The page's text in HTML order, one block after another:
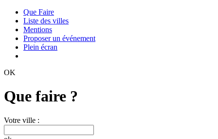
Que Faire
Liste des villes
Mentions
Proposer un événement
Plein écran
OK
Que faire ?
Votre ville :